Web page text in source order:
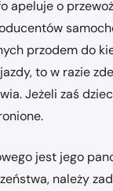
apeluje o
przodem do
to w razie
Jeżeli zaś
jest jego
należy